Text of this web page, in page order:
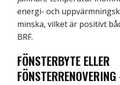
energi- och
minska, vilket är positivt
BRF.
FÖNSTERBYTE ELLER